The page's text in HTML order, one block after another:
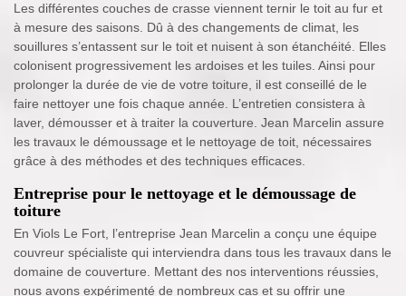
Les différentes couches de crasse viennent ternir le toit au fur et
à mesure des saisons. Dû à des changements de climat, les
souillures s’entassent sur le toit et nuisent à son étanchéité. Elles
colonisent progressivement les ardoises et les tuiles. Ainsi pour
prolonger la durée de vie de votre toiture, il est conseillé de le
faire nettoyer une fois chaque année. L’entretien consistera à
laver, démousser et à traiter la couverture. Jean Marcelin assure
les travaux le démoussage et le nettoyage de toit, nécessaires
grâce à des méthodes et des techniques efficaces.
Entreprise pour le nettoyage et le démoussage de
toiture
En Viols Le Fort, l’entreprise Jean Marcelin a conçu une équipe
couvreur spécialiste qui interviendra dans tous les travaux dans le
domaine de couverture. Mettant des nos interventions réussies,
nous avons expérimenté de nombreux cas et su offrir une